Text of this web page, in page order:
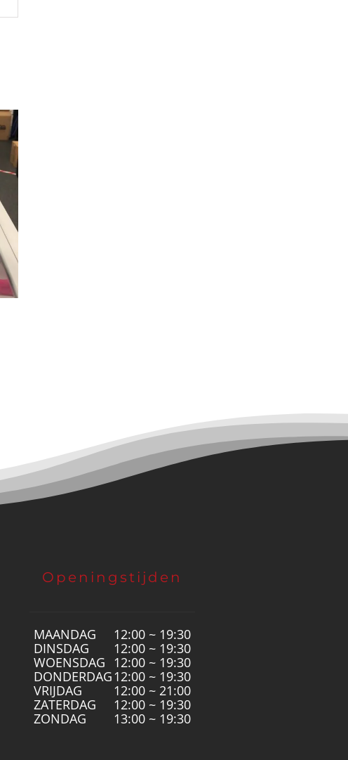
Openingstijden
MAANDAG
12:00 ~ 19:30
DINSDAG
12:00 ~ 19:30
WOENSDAG
12:00 ~ 19:30
DONDERDAG 12:00 ~ 19:30
VRIJDAG
12:00 ~ 21:00
ZATERDAG
12:00 ~ 19:30
ZONDAG
13:00 ~ 19:30